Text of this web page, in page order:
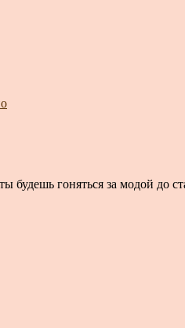
будешь гоняться за модой до